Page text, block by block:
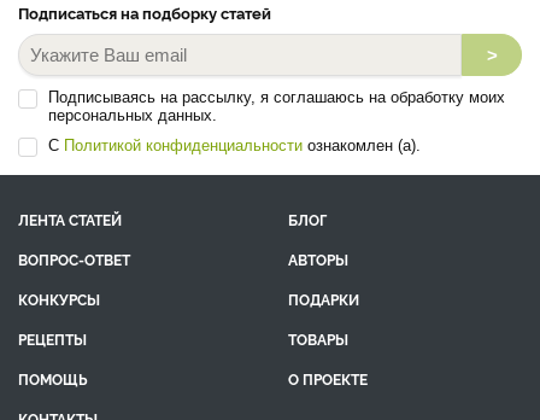
Подписаться на подборку статей
>
Подписываясь на рассылку, я соглашаюсь на обработку моих
персональных данных.
С Политикой конфиденциальности ознакомлен (а).
ЛЕНТА СТАТЕЙ
БЛОГ
ВОПРОС-ОТВЕТ
АВТОРЫ
КОНКУРСЫ
ПОДАРКИ
РЕЦЕПТЫ
ТОВАРЫ
ПОМОЩЬ
О ПРОЕКТЕ